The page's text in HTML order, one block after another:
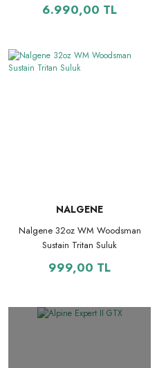
6.990,00 TL
NALGENE
Nalgene 32oz WM Woodsman
Sustain Tritan Suluk
999,00 TL